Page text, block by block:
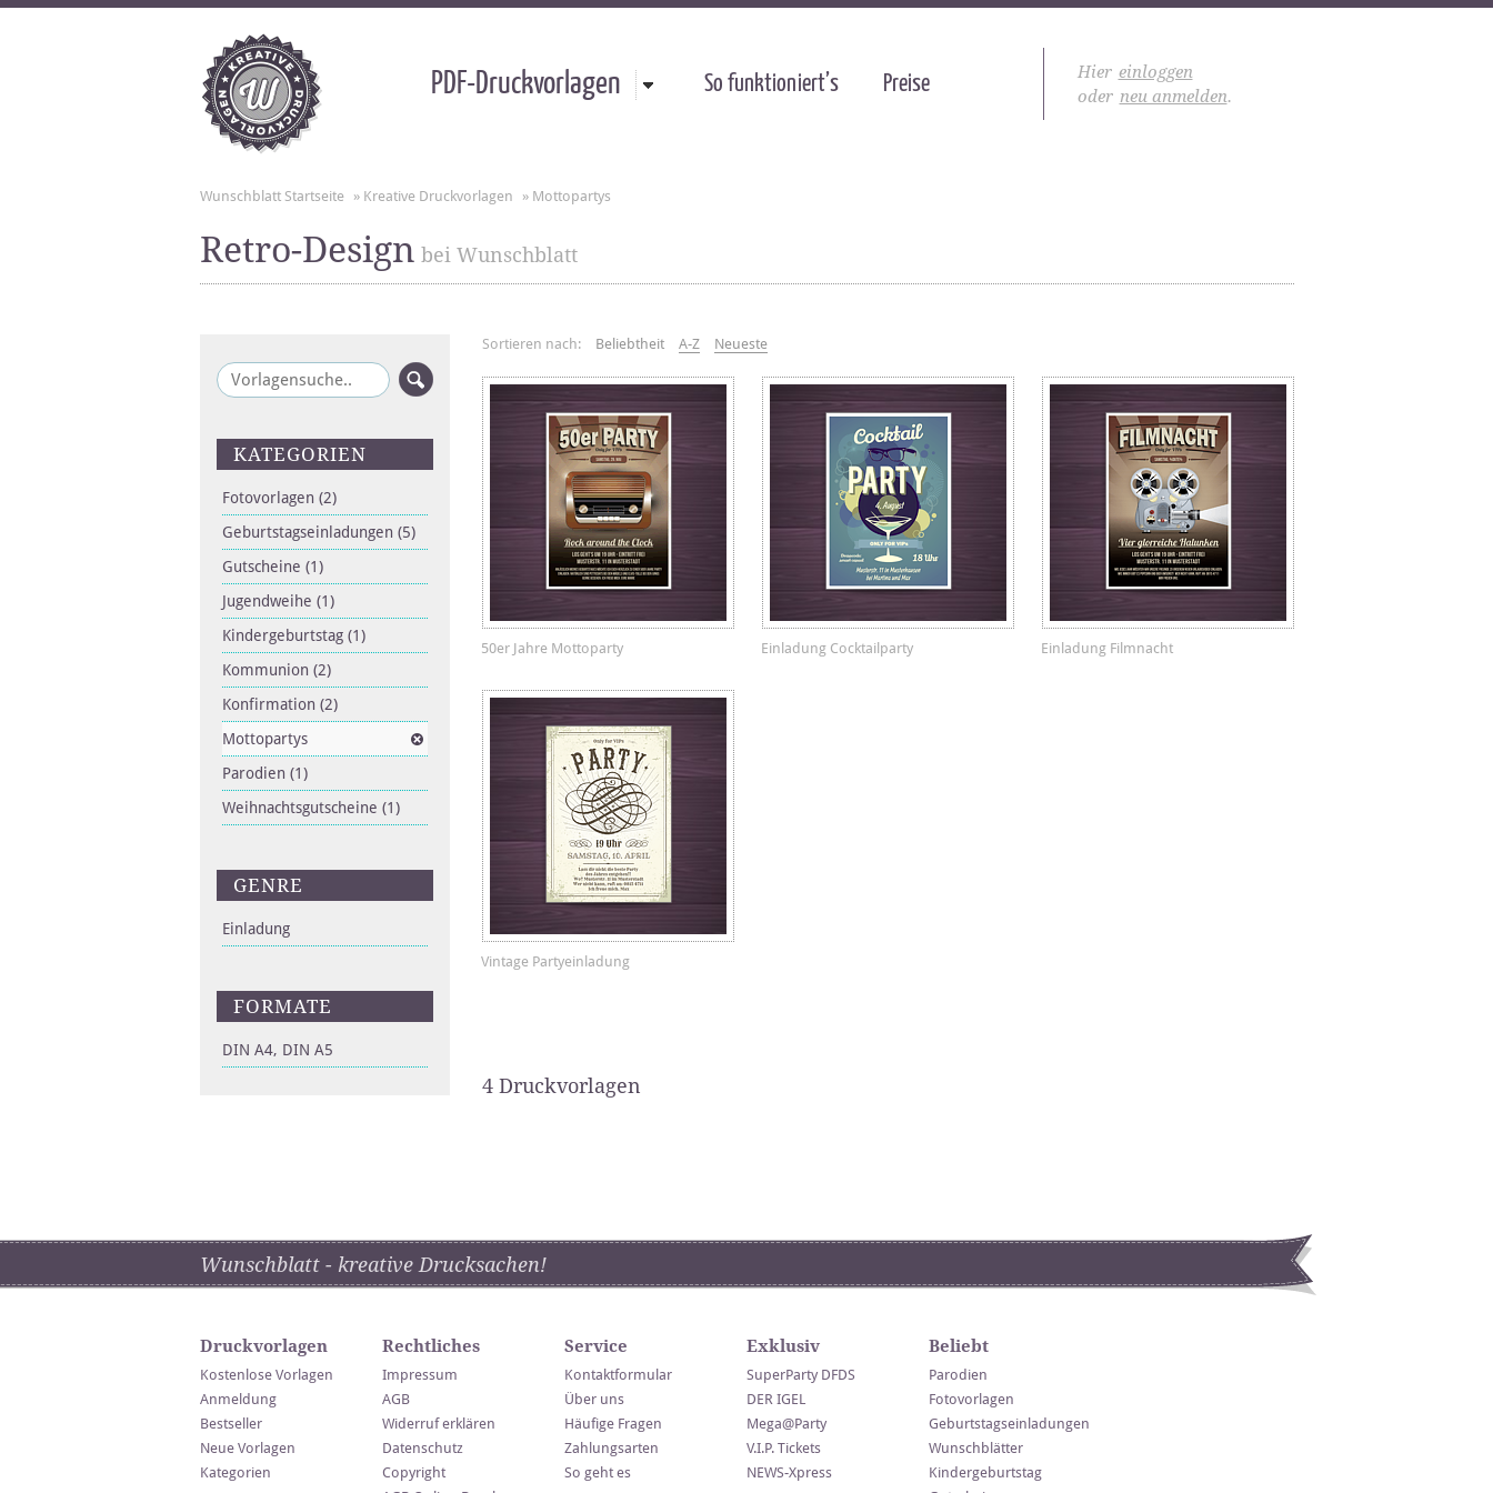
Hier einloggen
oder neu anmelden.
PDF-Druckvorlagen So funktioniert’s Preise
Wunschblatt Startseite » Kreative Druckvorlagen » Mottopartys
Retro-Design bei Wunschblatt
KATEGORIEN
Fotovorlagen (2)
Geburtstagseinladungen (5)
Gutscheine (1)
Jugendweihe (1)
Kindergeburtstag (1)
Kommunion (2)
Konfirmation (2)
Mottopartys
Parodien (1)
Weihnachtsgutscheine (1)
GENRE
Einladung
FORMATE
DIN A4, DIN A5
Sortieren nach: Beliebtheit A-Z Neueste
50er Jahre Mottoparty Einladung Cocktailparty Einladung Filmnacht
Vintage Partyeinladung
4 Druckvorlagen
Wunschblatt - kreative Drucksachen!
Druckvorlagen
Kostenlose Vorlagen
Anmeldung
Bestseller
Neue Vorlagen
Kategorien
Rechtliches
Impressum
AGB
Widerruf erklären
Datenschutz
Copyright
Service
Kontaktformular
Über uns
Häufige Fragen
Zahlungsarten
So geht es
Exklusiv
SuperParty DFDS
DER IGEL
Mega@Party
V.I.P. Tickets
NEWS-Xpress
Beliebt
Parodien
Fotovorlagen
Geburtstagseinladungen
Wunschblätter
Kindergeburtstag